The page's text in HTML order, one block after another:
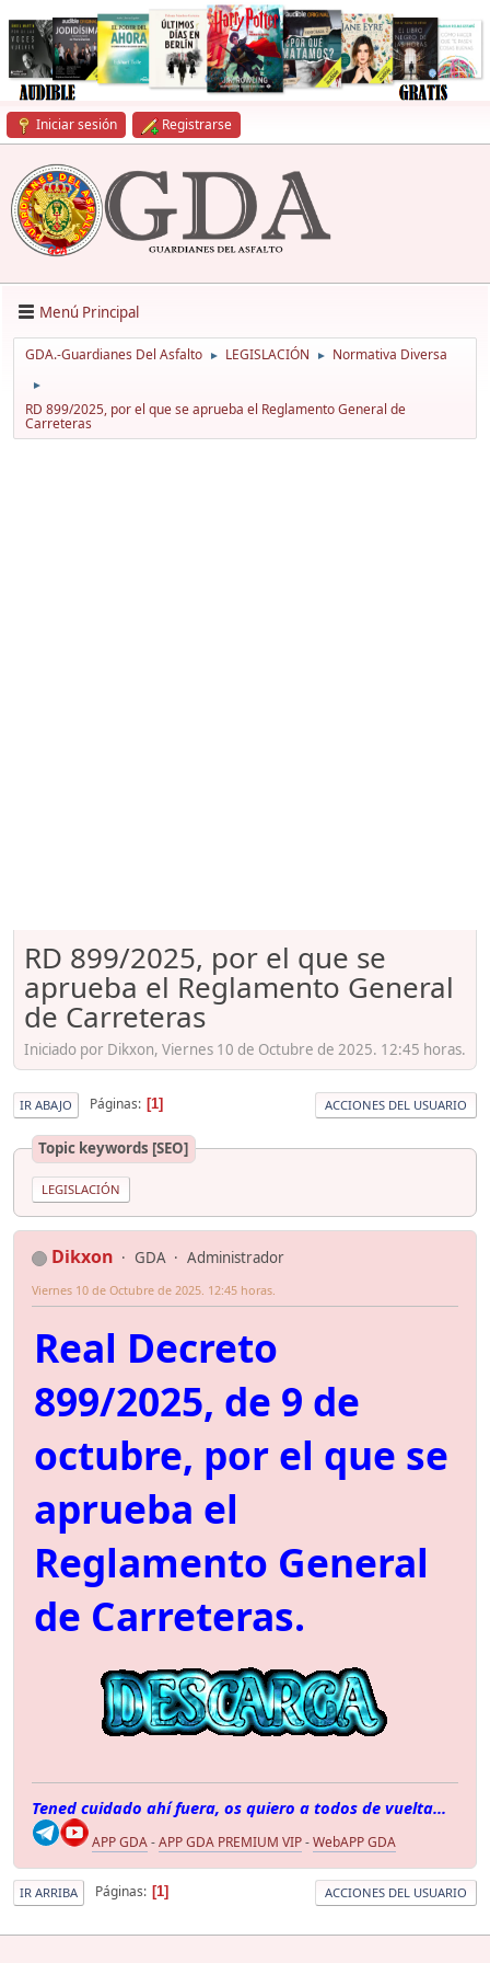
Iniciar sesión Registrarse
Menú Principal
GDA.-Guardianes Del Asfalto ► LEGISLACIÓN ► Normativa Diversa
►
RD 899/2025, por el que se aprueba el Reglamento General de
Carreteras
RD 899/2025, por el que se
aprueba el Reglamento General
de Carreteras
Iniciado por Dikxon, Viernes 10 de Octubre de 2025. 12:45 horas.
IR ABAJO Páginas 1 ACCIONES DEL USUARIO
Topic keywords [SEO]
LEGISLACIÓN
Dikxon GDA Administrador
Viernes 10 de Octubre de 2025. 12:45 horas.
Real Decreto
899/2025, de 9 de
octubre, por el que se
aprueba el
Reglamento General
de Carreteras.
Tened cuidado ahí fuera, os quiero a todos de vuelta...
APP GDA-APP GDA PREMIUM VIP-WebAPP GDA
IR ARRIBA Páginas 1 ACCIONES DEL USUARIO